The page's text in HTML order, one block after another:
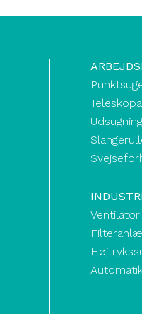
Ventilator